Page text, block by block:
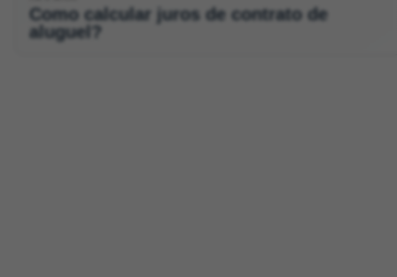
Como calcular juros de contrato de
aluguel?